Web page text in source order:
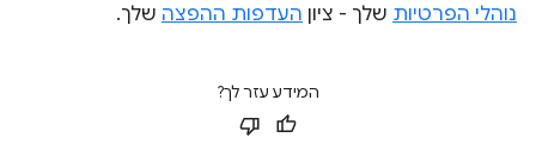
נוהלי הפרטיות שלך - ציון העדפות ההפצה שלך.
המידע עזר לך?